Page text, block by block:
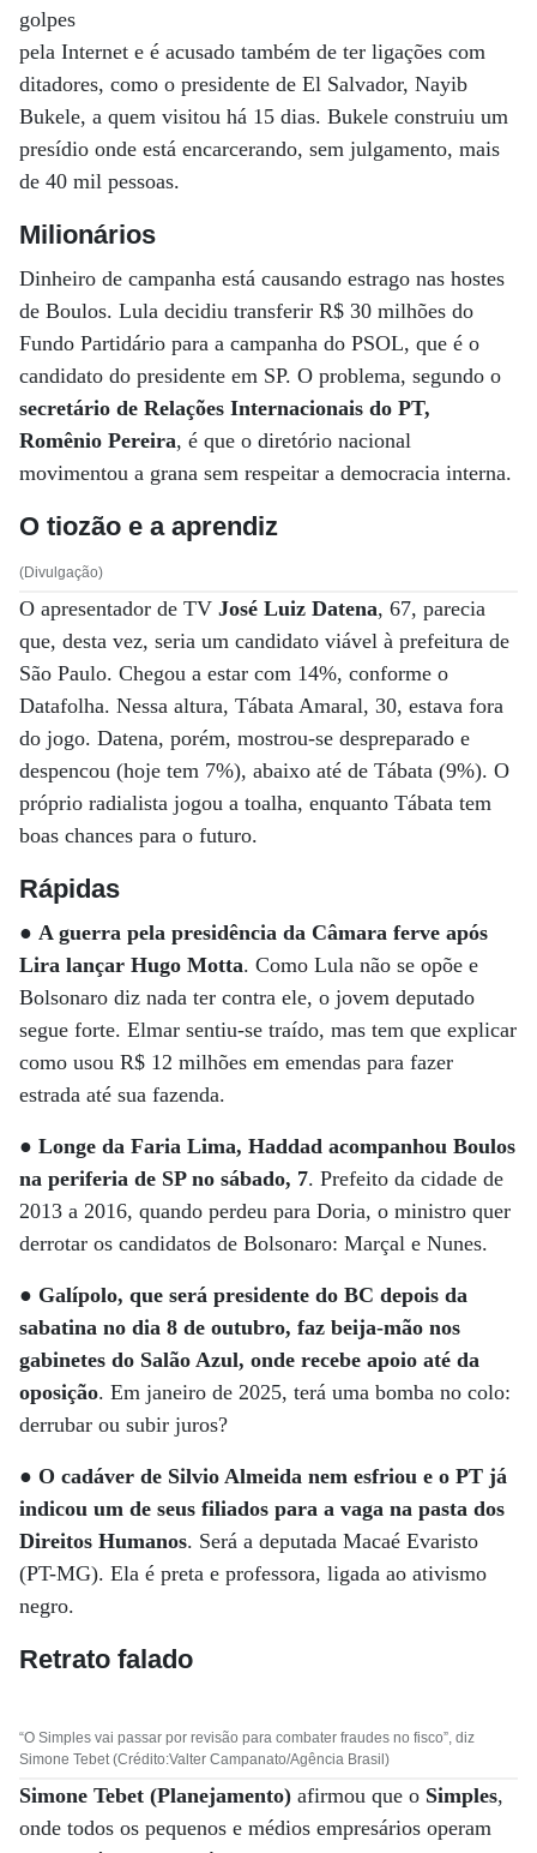
golpes
pela Internet e é acusado também de ter ligações com
ditadores, como o presidente de El Salvador, Nayib
Bukele, a quem visitou há 15 dias. Bukele construiu um
presídio onde está encarcerando, sem julgamento, mais
de 40 mil pessoas.
Milionários
Dinheiro de campanha está causando estrago nas hostes
de Boulos. Lula decidiu transferir R$ 30 milhões do
Fundo Partidário para a campanha do PSOL, que é o
candidato do presidente em SP. O problema, segundo o
secretário de Relações Internacionais do PT,
Romênio Pereira, é que o diretório nacional
movimentou a grana sem respeitar a democracia interna.
O tiozão e a aprendiz
(Divulgação)
O apresentador de TV José Luiz Datena, 67, parecia
que, desta vez, seria um candidato viável à prefeitura de
São Paulo. Chegou a estar com 14%, conforme o
Datafolha. Nessa altura, Tábata Amaral, 30, estava fora
do jogo. Datena, porém, mostrou-se despreparado e
despencou (hoje tem 7%), abaixo até de Tábata (9%). O
próprio radialista jogou a toalha, enquanto Tábata tem
boas chances para o futuro.
Rápidas
● A guerra pela presidência da Câmara ferve após
Lira lançar Hugo Motta. Como Lula não se opõe e
Bolsonaro diz nada ter contra ele, o jovem deputado
segue forte. Elmar sentiu-se traído, mas tem que explicar
como usou R$ 12 milhões em emendas para fazer
estrada até sua fazenda.
● Longe da Faria Lima, Haddad acompanhou Boulos
na periferia de SP no sábado, 7. Prefeito da cidade de
2013 a 2016, quando perdeu para Doria, o ministro quer
derrotar os candidatos de Bolsonaro: Marçal e Nunes.
● Galípolo, que será presidente do BC depois da
sabatina no dia 8 de outubro, faz beija-mão nos
gabinetes do Salão Azul, onde recebe apoio até da
oposição. Em janeiro de 2025, terá uma bomba no colo:
derrubar ou subir juros?
● O cadáver de Silvio Almeida nem esfriou e o PT já
indicou um de seus filiados para a vaga na pasta dos
Direitos Humanos. Será a deputada Macaé Evaristo
(PT-MG). Ela é preta e professora, ligada ao ativismo
negro.
Retrato falado
“O Simples vai passar por revisão para combater fraudes no fisco”, diz
Simone Tebet (Crédito:Valter Campanato/Agência Brasil)
Simone Tebet (Planejamento) afirmou que o Simples,
onde todos os pequenos e médios empresários operam